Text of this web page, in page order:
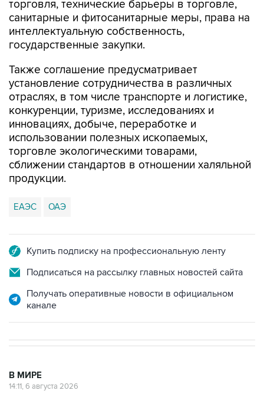
торговля, технические барьеры в торговле,
санитарные и фитосанитарные меры, права на
интеллектуальную собственность,
государственные закупки.
Также соглашение предусматривает
установление сотрудничества в различных
отраслях, в том числе транспорте и логистике,
конкуренции, туризме, исследованиях и
инновациях, добыче, переработке и
использовании полезных ископаемых,
торговле экологическими товарами,
сближении стандартов в отношении халяльной
продукции.
ЕАЭС ОАЭ
Купить подписку на профессиональную ленту
Подписаться на рассылку главных новостей сайта
Получать оперативные новости в официальном
канале
В МИРЕ
14:11, 6 августа 2026